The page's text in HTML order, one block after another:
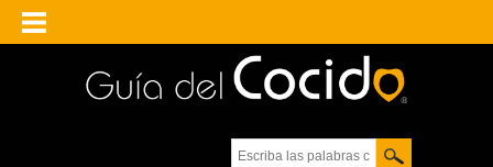
Escriba las palabras